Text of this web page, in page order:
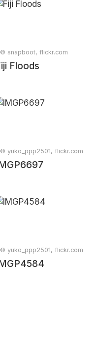
© snapboot, flickr.com
Floods
© yuko_ppp2501, flickr.com
© yuko_ppp2501, flickr.com